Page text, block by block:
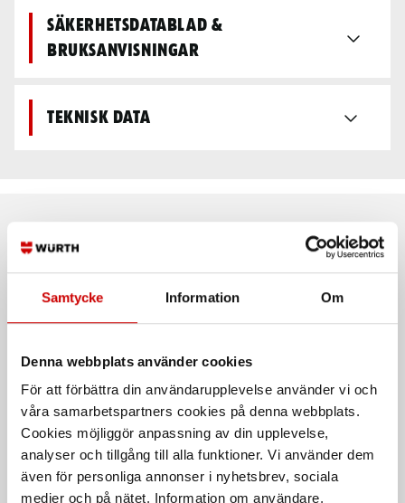
Samtycke Information Om
Denna webbplats använder cookies
För att förbättra din användarupplevelse använder vi och
våra samarbetspartners cookies på denna webbplats.
Cookies möjliggör anpassning av din upplevelse,
analyser och tillgång till alla funktioner. Vi använder dem
även för personliga annonser i nyhetsbrev, sociala
medier och på nätet. Information om användare,
Säkerhetsdatablad &
bruksanvisningar
Teknisk data
Rekommenderat baserat på vald produkt
Rörtråd Outershield 71E-H Svetstråd ULTRAMAG
Lincoln Electric, stål.